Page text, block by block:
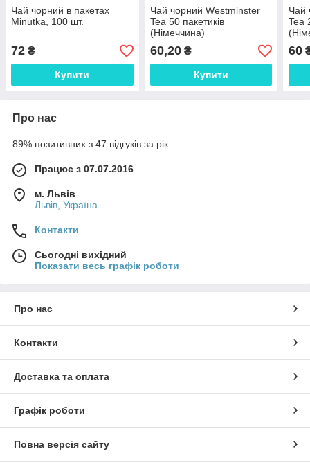
Чай чорний в пакетах
Minutka, 100 шт.
72 ₴
Купити
Чай чорний Westminster
Tea 50 пакетиків
(Німеччина)
60,20₴
Купити
Чай
Tea
60
Про нас
89% позитивних з 47 відгуків за рік
Працює з 07.07.2016
м. Львів
Львів, Україна
Контакти
Сьогодні вихідний
Показати весь графік роботи
Про нас
Контакти
Доставка та оплата
Графік роботи
Повна версія сайту